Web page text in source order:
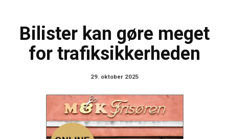
Bilister kan gøre meget
for trafiksikkerheden
29. oktober 2025